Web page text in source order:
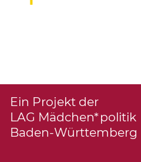
Ein Projekt der
LAG Mädchen*politik
Baden-Württemberg